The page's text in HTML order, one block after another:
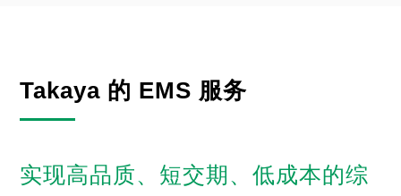
Takaya 的 EMS 服务
实现高品质、短交期、低成本的综